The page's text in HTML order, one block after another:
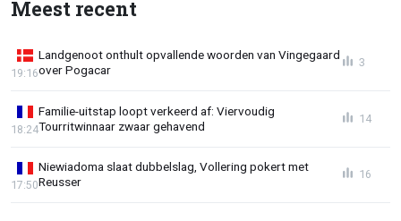
Meest recent
Landgenoot onthult opvallende woorden van Vingegaard
over Pogacar
19:16
3
Familie-uitstap loopt verkeerd af: Viervoudig
Tourritwinnaar zwaar gehavend
18:24
14
Niewiadoma slaat dubbelslag, Vollering pokert met
Reusser
17:50
16